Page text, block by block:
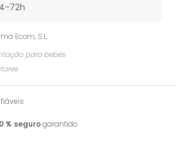
72h
Ecom, S.L.
para bebés
% segurogarantido